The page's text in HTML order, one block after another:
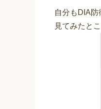
自分もDIA
見てみたと